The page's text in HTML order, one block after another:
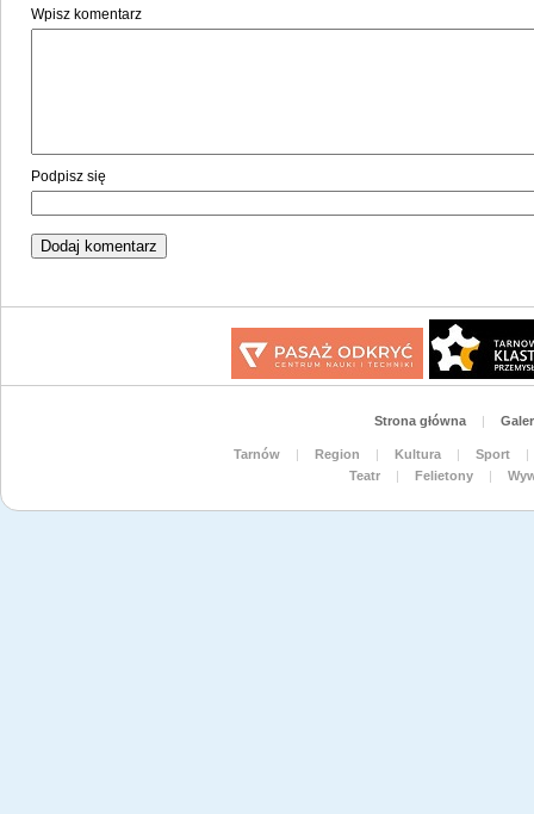
Wpisz komentarz
Podpisz się
Strona główna |
Tarnów | Region | Kultura | Sport
|
Teatr
| Felietony |